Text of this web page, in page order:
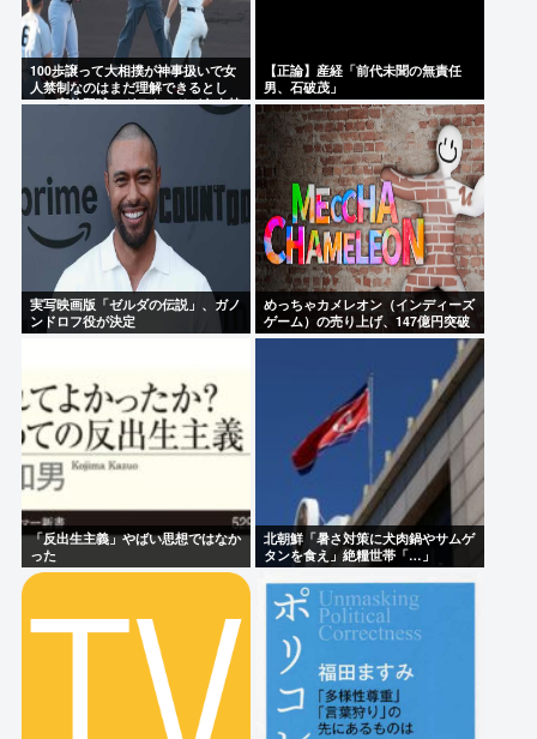
100歩譲って大相撲が神事扱いで女
人禁制なのはまだ理解できるとし
て、高校野球のグラウンドが女人禁
制だったのはマジ意味わからん
【正論】産経「前代未聞の無責任
男、石破茂」
実写映画版「ゼルダの伝説」、ガノ
ンドロフ役が決定
めっちゃカメレオン（インディーズ
ゲーム）の売り上げ、147億円突破
www
「反出生主義」やばい思想ではなか
った
北朝鮮「暑さ対策に犬肉鍋やサムゲ
タンを食え」絶糧世帯「…」